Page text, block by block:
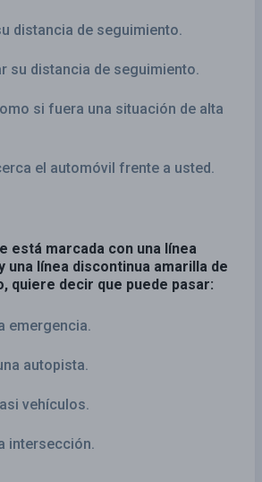
distancia de seguimiento.
su distancia de seguimiento.
si fuera una situación de alta
el automóvil frente a usted.
está marcada con una línea
una línea discontinua amarilla de
quiere decir que puede pasar:
emergencia.
autopista.
vehículos.
intersección.